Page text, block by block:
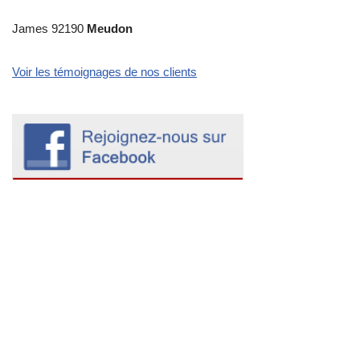
James 92190 Meudon
Voir les témoignages de nos clients